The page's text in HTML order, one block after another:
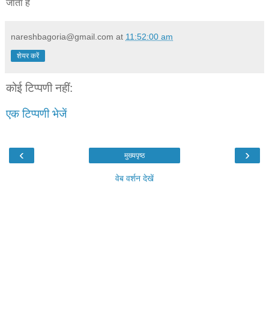
जाता है
nareshbagoria@gmail.com at 11:52:00 am
शेयर करें
कोई टिप्पणी नहीं:
एक टिप्पणी भेजें
‹ ›
मुख्यपृष्ठ
वेब वर्शन देखें